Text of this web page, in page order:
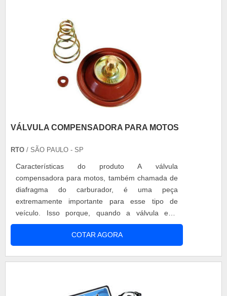
VÁLVULA COMPENSADORA PARA MOTOS
RTO / SÃO PAULO - SP
Características do produto A válvula
compensadora para motos, também chamada de
diafragma do carburador, é uma peça
extremamente importante para esse tipo de
veículo. Isso porque, quando a válvula está
danificada, isso prejudica o desempenho dos
pistonetes, ocasionando em perda de força,
consumo excessivo e mau funcionamento da
COTAR AGORA